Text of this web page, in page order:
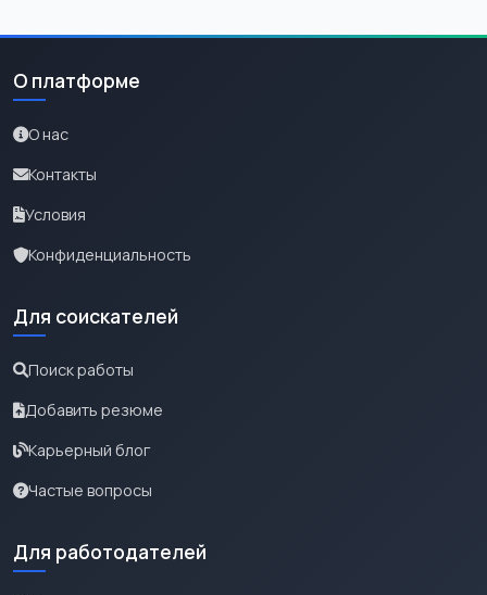
О платформе
О нас
Контакты
Условия
Конфиденциальность
Для соискателей
Поиск работы
Добавить резюме
Карьерный блог
Частые вопросы
Для работодателей